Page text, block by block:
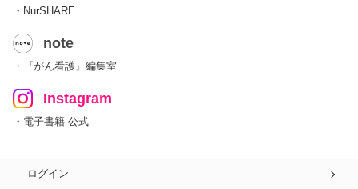
・NurSHARE
note
・『がん看護』編集室
Instagram
・電子書籍 公式
ログイン